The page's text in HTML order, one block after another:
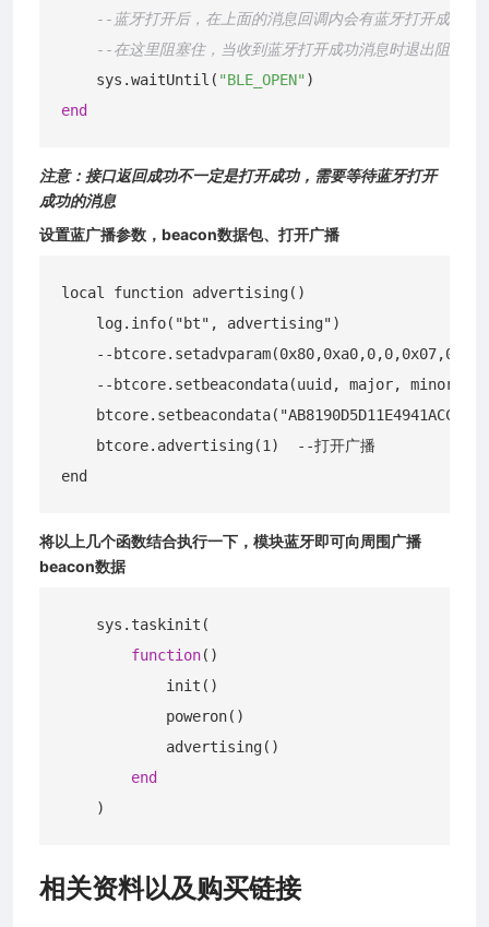
--蓝牙打开后，在上面的消息回调内会有蓝牙打开成功的
--在这里阻塞住，当收到蓝牙打开成功消息时退出阻塞
    sys.waitUntil(
"BLE_OPEN"
end
注意：接口返回成功不一定是打开成功，需要等待蓝牙打开
成功的消息
设置蓝广播参数，beacon数据包、打开广播
local function advertising()
    log.info("bt", advertising")
--
    --btcore.setbeacondata(uuid, major, minor)
    btcore.advertising(1)  --打开广播
将以上几个函数结合执行一下，模块蓝牙即可向周围广播
beacon数据
    sys.taskinit(
function()
            init()
            poweron()
            advertising()
end
相关资料以及购买链接